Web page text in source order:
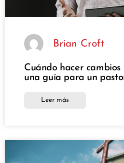
Brian Croft
Cuándo hacer cambios
una guía para un
Leer más